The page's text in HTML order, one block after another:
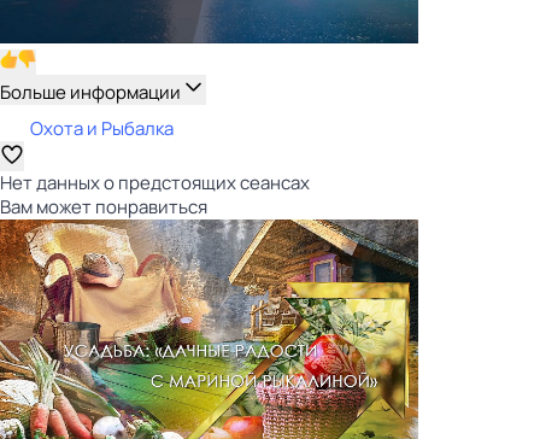
Больше информации
Охота и Рыбалка
Нет данных о предстоящих сеансах
Вам может понравиться